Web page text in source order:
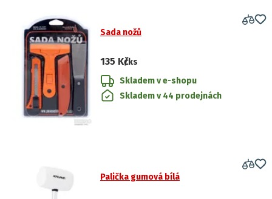
Sada nožů
135 Kč/ks
Skladem v e-shopu
Skladem v 44 prodejnách
Palička gumová bílá